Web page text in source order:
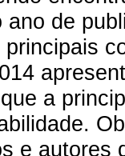
de
a
e autores